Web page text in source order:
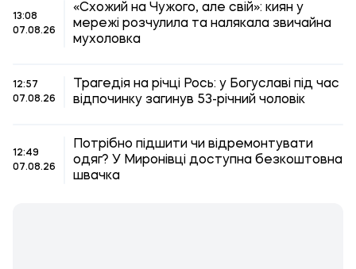
13:08
07.08.26
«Схожий на Чужого, але свій»: киян у
мережі розчулила та налякала звичайна
мухоловка
12:57
07.08.26
Трагедія на річці Рось: у Богуславі під час
відпочинку загинув 53-річний чоловік
12:49
07.08.26
Потрібно підшити чи відремонтувати
одяг? У Миронівці доступна безкоштовна
швачка